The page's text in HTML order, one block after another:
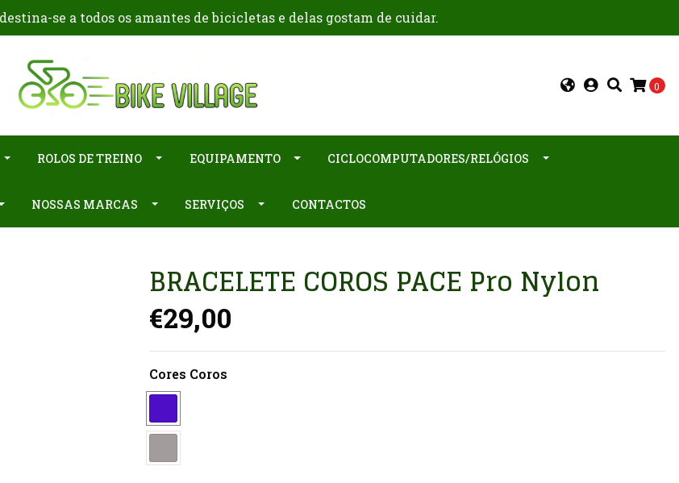
se a todos os amantes de bicicletas e delas gostam de cuidar.
0
ROLOS DE TREINO EQUIPAMENTO CICLOCOMPUTADORES/RELÓGIOS
NOSSAS MARCAS SERVIÇOS CONTACTOS
BRACELETE COROS PACE Pro Nylon
€29,00
Cores Coros